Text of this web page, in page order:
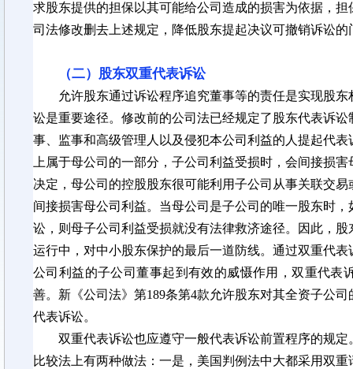
求股东提供的担保以其可能给公司造成的损害为依据，
司法修改删去上述规定，降低股东提起决议可撤销诉讼的
（二）股东双重代表诉讼
允许股东通过诉讼程序追究董事等的责任是实现股
讼是重要途径。修改前的公司法已经规定了股东代表诉
事、监事和高级管理人以及侵犯本公司利益的人提起代
上属于母公司的一部分，子公司利益受损时，会间接损
决定，母公司的控股股东很可能利用子公司从事关联交
间接损害母公司利益。当母公司是子公司的唯一股东时
讼，则母子公司利益受损就没有法律救济途径。因此，
运行中，对中小股东保护的最后一道防线。 通过双重代表
公司利益的子公司董事起到有效的威慑作用，双重代表
善。新《公司法》第189条第4款允许股东对其全资子公
代表诉讼。
双重代表诉讼也应遵守一般代表诉讼前置程序的规
比较法上有两种做法：一是，美国判例法中大都采用双重